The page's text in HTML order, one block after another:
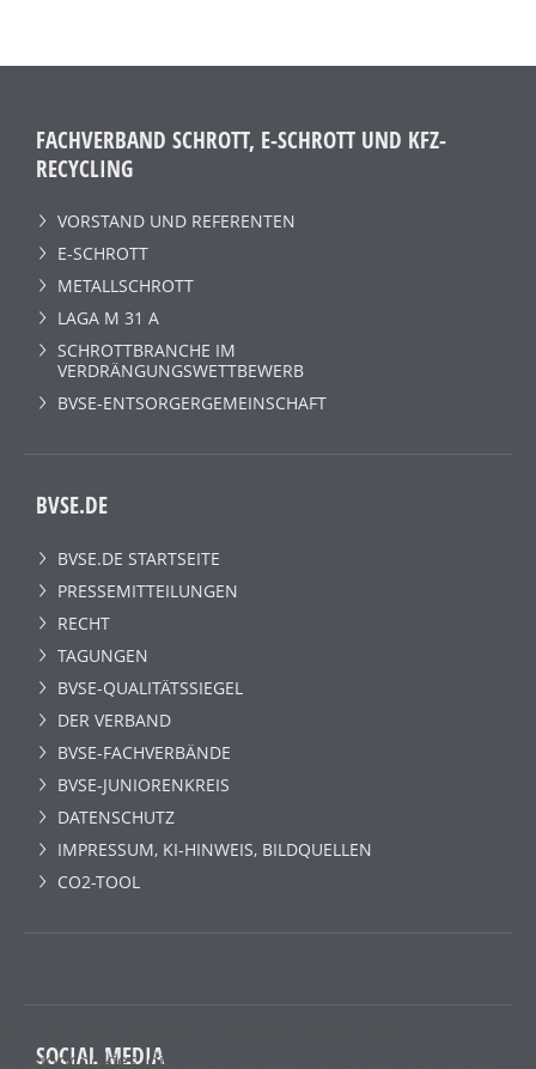
FACHVERBAND SCHROTT, E-SCHROTT UND KFZ-
RECYCLING
VORSTAND UND REFERENTEN
E-SCHROTT
METALLSCHROTT
LAGA M 31 A
SCHROTTBRANCHE IM
VERDRÄNGUNGSWETTBEWERB
BVSE-ENTSORGERGEMEINSCHAFT
BVSE.DE
BVSE.DE STARTSEITE
PRESSEMITTEILUNGEN
RECHT
TAGUNGEN
BVSE-QUALITÄTSSIEGEL
DER VERBAND
BVSE-FACHVERBÄNDE
BVSE-JUNIORENKREIS
DATENSCHUTZ
IMPRESSUM, KI-HINWEIS, BILDQUELLEN
CO2-TOOL
SOCIAL MEDIA
Sessioncookies, die das einwandfreie Funktionieren der